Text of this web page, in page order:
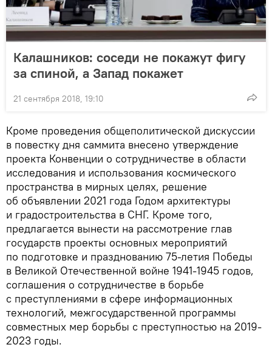
Калашников: соседи не покажут фигу
за спиной, а Запад покажет
21 сентября 2018, 19:10
Кроме проведения общеполитической дискуссии
в повестку дня саммита внесено утверждение
проекта Конвенции о сотрудничестве в области
исследования и использования космического
пространства в мирных целях, решение
об объявлении 2021 года Годом архитектуры
и градостроительства в СНГ. Кроме того,
предлагается вынести на рассмотрение глав
государств проекты основных мероприятий
по подготовке и празднованию 75-летия Победы
в Великой Отечественной войне 1941-1945 годов,
соглашения о сотрудничестве в борьбе
с преступлениями в сфере информационных
технологий, межгосударственной программы
совместных мер борьбы с преступностью на 2019-
2023 годы.